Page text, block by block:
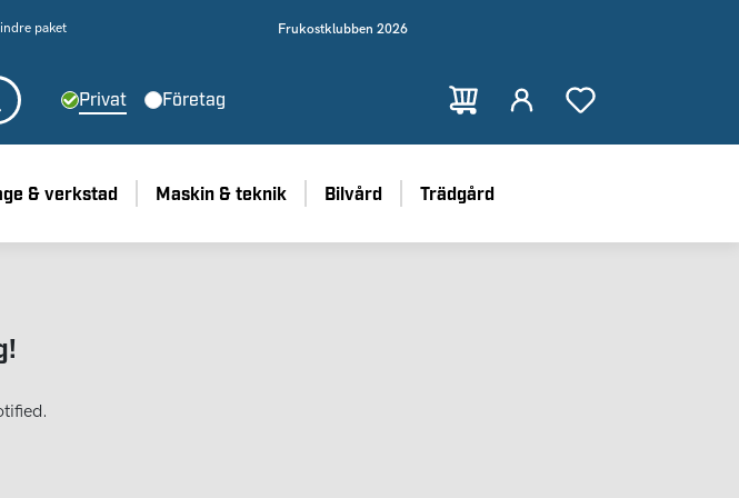
paket Frukostklubben 2026
Privat Företag
& verkstad Maskin & teknik Bilvård Trädgård